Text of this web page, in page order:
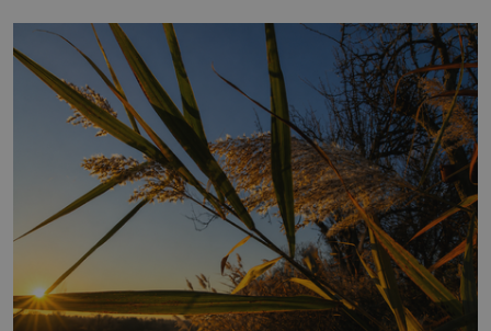
základní složky– sodík a chlór – jsou zásadní pro
správné hospodaření